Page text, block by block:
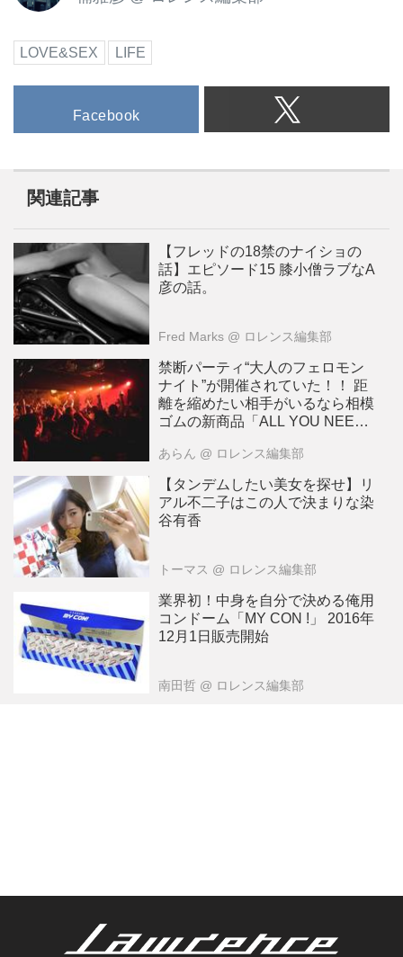
LOVE&SEX LIFE
Facebook
関連記事
【フレッドの18禁のナイショの
話】エピソード15 膝小僧ラブなA
彦の話。
Fred Marks @ ロレンス編集部
禁断パーティ“大人のフェロモン
ナイト”が開催されていた！！ 距
離を縮めたい相手がいるなら相模
ゴムの新商品「ALL YOU NEED
あらん @ ロレンス編集部
【タンデムしたい美女を探せ】リ
アル不二子はこの人で決まりな染
谷有香
トーマス @ ロレンス編集部
業界初！中身を自分で決める俺用
コンドーム「MY CON !」 2016年
12月1日販売開始
南田哲 @ ロレンス編集部